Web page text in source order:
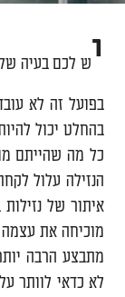
יש לכם בעיה של
בפועל זה לא
בהחלט יכול
כל מה שהייתם
הנזילה עלול
איתור של
מוכיחה את
מתבצע הרבה
לא כדאי לוותר